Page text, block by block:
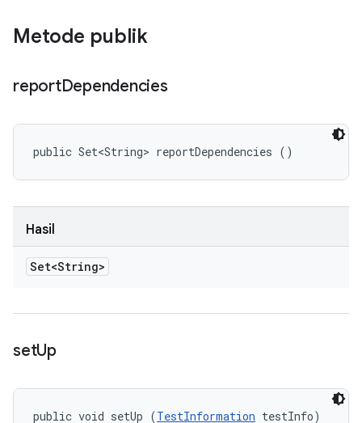
Metode publik
reportDependencies
public Set<String> reportDependencies ()
Hasil
Set<String>
setUp
public void setUp (TestInformation testInfo)